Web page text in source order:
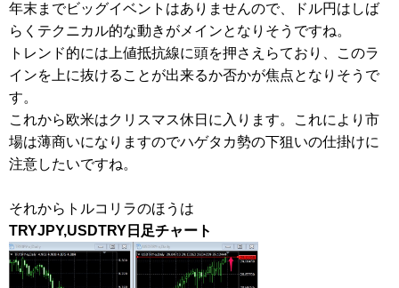
年末までビッグイベントはありませんので、ドル円はしば
らくテクニカル的な動きがメインとなりそうですね。
トレンド的には上値抵抗線に頭を押さえらており、このラ
インを上に抜けることが出来るか否かが焦点となりそうで
す。
これから欧米はクリスマス休日に入ります。これにより市
場は薄商いになりますのでハゲタカ勢の下狙いの仕掛けに
注意したいですね。
それからトルコリラのほうは
TRYJPY,USDTRY日足チャート